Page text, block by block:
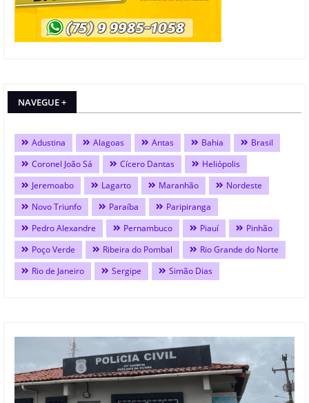
NAVEGUE +
Adustina Alagoas Antas Bahia
Brasil
Coronel João Sá
Cícero Dantas
Heliópolis
Jeremoabo
Lagarto Maranhão
Nordeste
Novo Triunfo
Paraíba
Paripiranga
Pedro Alexandre
Pernambuco Piauí
Pinhão
Poço Verde
Ribeira do Pombal
Rio Grande do Norte
Rio de Janeiro
Sergipe Simão Dias